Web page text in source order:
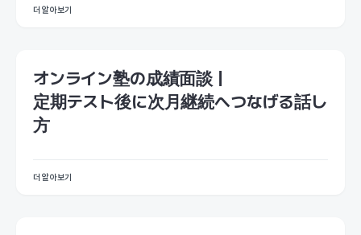
더 알아보기
オンライン塾の成績面談｜
定期テスト後に次月継続へつなげる話し
方
더 알아보기